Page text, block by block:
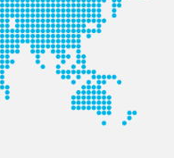
Français